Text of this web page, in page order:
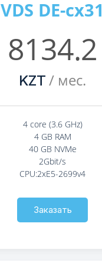
VDS DE-cx31
8134.2
KZT / мес.
4 core (3.6 GHz)
4 GB RAM
40 GB NVMe
2Gbit/s
CPU:2xE5-2699v4
Заказать